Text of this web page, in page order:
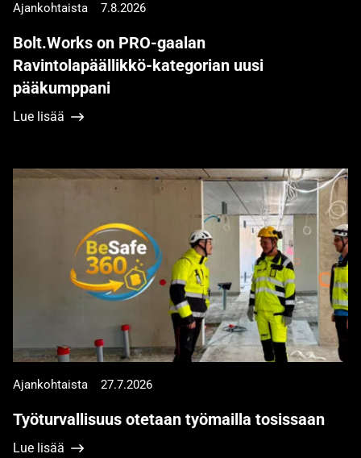
Ajankohtaista 7.8.2026
Bolt.Works on PRO-gaalan
Ravintolapäällikkö-kategorian uusi
pääkumppani
Lue lisää
Ajankohtaista 27.7.2026
Työturvallisuus otetaan työmailla tosissaan
Lue lisää